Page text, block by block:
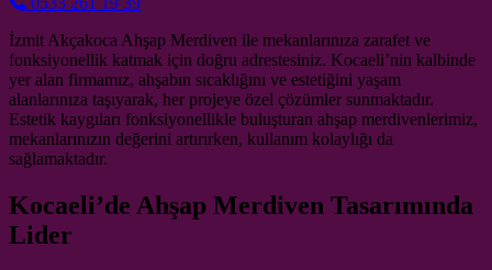
İzmit Akçakoca Ahşap Merdiven ile mekanlarınıza zarafet ve
fonksiyonellik katmak için doğru adrestesiniz. Kocaeli’nin kalbinde
yer alan firmamız, ahşabın sıcaklığını ve estetiğini yaşam
alanlarınıza taşıyarak, her projeye özel çözümler sunmaktadır.
Estetik kaygıları fonksiyonellikle buluşturan ahşap merdivenlerimiz,
mekanlarınızın değerini artırırken, kullanım kolaylığı da
sağlamaktadır.
Kocaeli’de Ahşap Merdiven Tasarımında
Lider